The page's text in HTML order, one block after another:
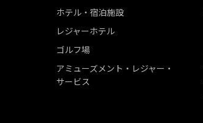
ホテル・宿泊施設
レジャーホテル
ゴルフ場
アミューズメント・レジャー・
サービス